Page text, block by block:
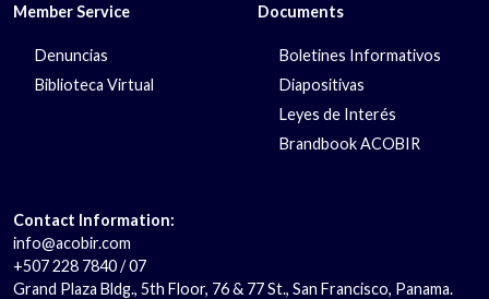
Member Service
Denuncias
Biblioteca Virtual
Documents
Boletines Informativos
Diapositivas
Leyes de Interés
Brandbook ACOBIR
Contact Information:
info@acobir.com
+507 228 7840 / 07
Grand Plaza Bldg., 5th Floor, 76 & 77 St., San Francisco, Panama.